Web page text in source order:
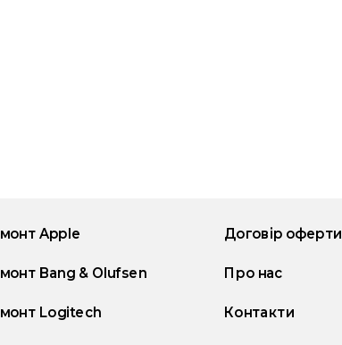
Apple
Bang & Olufsen
Logitech
Договір оферти
Про нас
Контакти